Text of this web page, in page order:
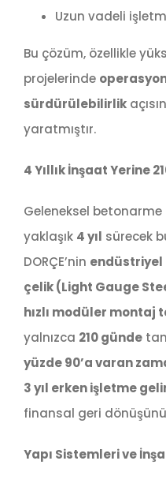
Uzun vadeli
Bu çözüm, özellikle
projelerinde
sürdürülebilirlik
yaratmıştır.
4 Yıllık İnşaat Yerine
Geleneksel
yaklaşık 4 yıl sürecek
DORÇE’nin endüstriyel
çelik (Light Gauge
hızlı modüler montaj
yalnızca 210 günde
yüzde 90’a varan
3 yıl erken işletme
finansal geri
Yapı Sistemleri ve